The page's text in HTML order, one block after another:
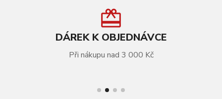
DÁREK K OBJEDNÁVCE
Při nákupu nad 3 000 Kč